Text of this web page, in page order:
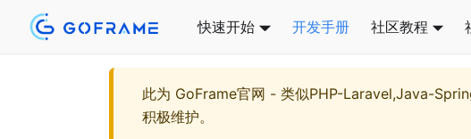
快速开始 开发手册 社区教程
此为 GoFrame官网 - 类似PHP-Laravel,Java-
积极维护。